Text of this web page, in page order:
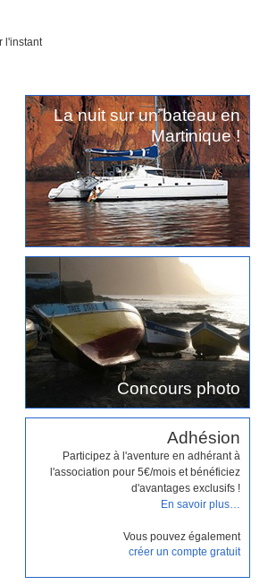
l'instant
La nuit sur un bateau en
Martinique !
Concours photo
Adhésion
Participez à l'aventure en adhérant à
l'association pour 5€/mois et bénéficiez
d'avantages exclusifs !
En savoir plus…
Vous pouvez également
créer un compte gratuit